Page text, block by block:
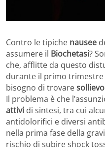
Contro le tipiche nausee
assumere il Biochetasi?
che, afflitte da questo
durante il primo trimestre
bisogno di trovaresollievo
Il problema è che
attivi di sintesi, tra cui
antidolorifici e diversi
nella prima fase della
rischio di subire shock